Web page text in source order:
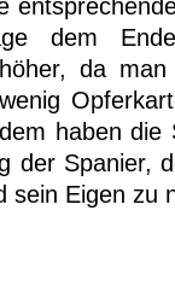
dem
da
haben die
der Spanier,
sein Eigen zu